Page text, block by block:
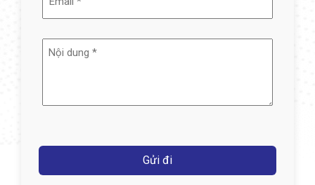
Nội